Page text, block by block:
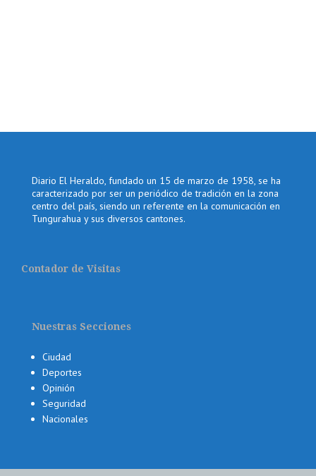
Diario El Heraldo, fundado un 15 de marzo de 1958, se ha
caracterizado por ser un periódico de tradición en la zona
centro del país, siendo un referente en la comunicación en
Tungurahua y sus diversos cantones.
Contador de Visitas
Nuestras Secciones
Ciudad
Deportes
Opinión
Seguridad
Nacionales